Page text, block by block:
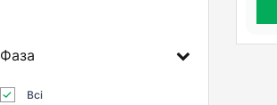
Фаза
Всі